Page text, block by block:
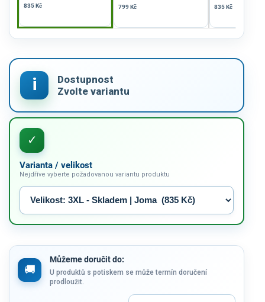
835 Kč 799 Kč 835 Kč
Varianta / velikost
Nejdříve vyberte požadovanou variantu produktu
Můžeme doručit do:
U produktů s potiskem se může termín doručení
prodloužit.